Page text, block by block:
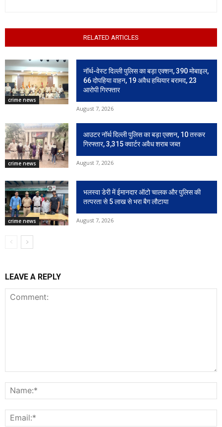
RELATED ARTICLES
crime news
नॉर्थ-वेस्ट दिल्ली पुलिस का बड़ा एक्शन, 390 मोबाइल,
66 दोपहिया वाहन, 19 अवैध हथियार बरामद, 23
आरोपी गिरफ्तार
August 7, 2026
crime news
आउटर नॉर्थ दिल्ली पुलिस का बड़ा एक्शन, 10 तस्कर
गिरफ्तार, 3,315 क्वार्टर अवैध शराब जब्त
August 7, 2026
crime news
भलस्वा डेरी में ईमानदार ऑटो चालक और पुलिस की
तत्परता से 5 लाख से भरा बैग लौटाया
August 7, 2026
LEAVE A REPLY